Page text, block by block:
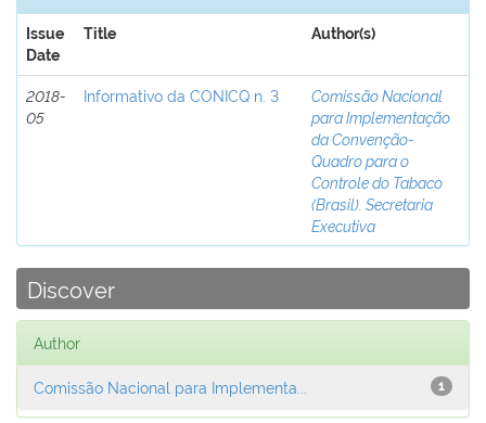
Issue
Date
Title Author(s)
2018-
05
Informativo da CONICQ n. 3
Comissão Nacional
para Implementação
da Convenção-
Quadro para o
Controle do Tabaco
(Brasil). Secretaria
Executiva
Discover
Author
1
Comissão Nacional para Implementa...